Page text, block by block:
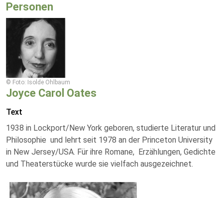
Personen
© Foto: Isolde Ohlbaum
Joyce Carol Oates
Text
1938 in Lockport/New York geboren, studierte Literatur und
Philosophie und lehrt seit 1978 an der Princeton University
in New Jersey/USA. Für ihre Romane, Erzählungen, Gedichte
und Theaterstücke wurde sie vielfach ausgezeichnet.